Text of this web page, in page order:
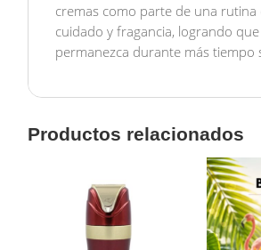
cremas como parte de una rutina
cuidado y fragancia, logrando
permanezca durante más tiempo
Productos relacionados